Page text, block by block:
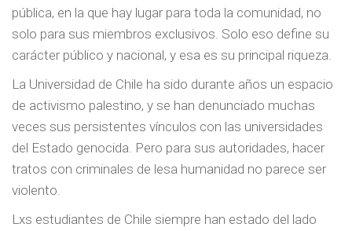
pública, en la que hay lugar para toda la comunidad, no
solo para sus miembros exclusivos. Solo eso define su
carácter público y nacional, y esa es su principal riqueza.
La Universidad de Chile ha sido durante años un espacio
de activismo palestino, y se han denunciado muchas
veces sus persistentes vínculos con las universidades
del Estado genocida. Pero para sus autoridades, hacer
tratos con criminales de lesa humanidad no parece ser
violento.
Lxs estudiantes de Chile siempre han estado del lado